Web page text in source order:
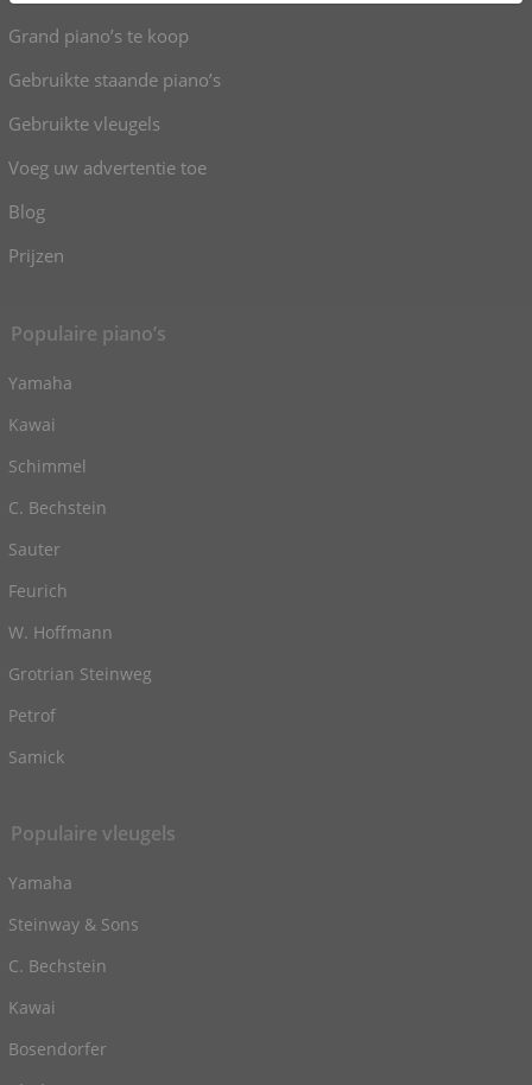
Grand piano’s te koop
Gebruikte staande piano’s
Gebruikte vleugels
Voeg uw advertentie toe
Blog
Prijzen
Populaire piano’s
Yamaha
Kawai
Schimmel
C. Bechstein
Sauter
Feurich
W. Hoffmann
Grotrian Steinweg
Petrof
Samick
Populaire vleugels
Yamaha
Steinway & Sons
C. Bechstein
Kawai
Bosendorfer